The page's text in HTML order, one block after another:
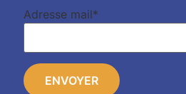
Adresse mail*